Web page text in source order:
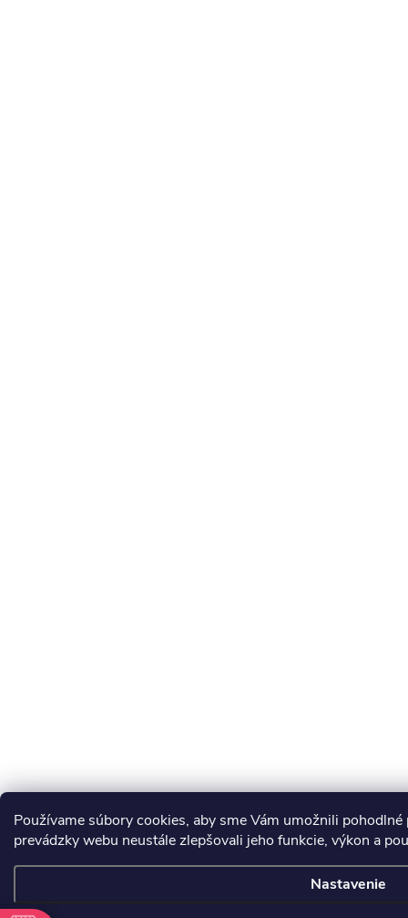
Používame súbory cookies, aby sme Vám umožnili
prevádzky webu neustále zlepšovali jeho funkcie, výkon a
Nastavenie